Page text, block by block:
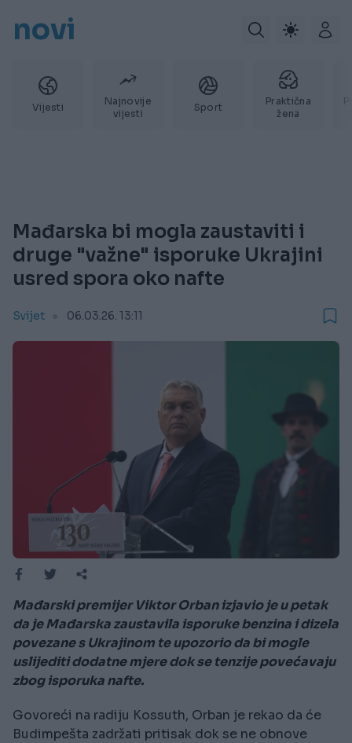
novi
Vijesti
Najnovije
vijesti
Sport
Praktična
žena
Mađarska bi mogla zaustaviti i
druge "važne" isporuke Ukrajini
usred spora oko nafte
Svijet 06.03.26. 13:11
Mađarski premijer Viktor Orban izjavio je u petak
da je Mađarska zaustavila isporuke benzina i dizela
povezane s Ukrajinom te upozorio da bi mogle
uslijediti dodatne mjere dok se tenzije povećavaju
zbog isporuka nafte.
Govoreći na radiju Kossuth, Orban je rekao da će
Budimpešta zadržati pritisak dok se ne obnove